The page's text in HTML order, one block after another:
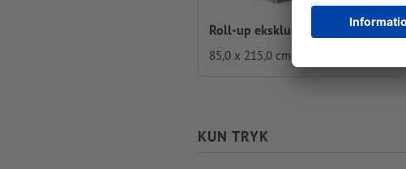
Roll-up eksklusiv
85,0 x 215,0 cm
KUN TRYK